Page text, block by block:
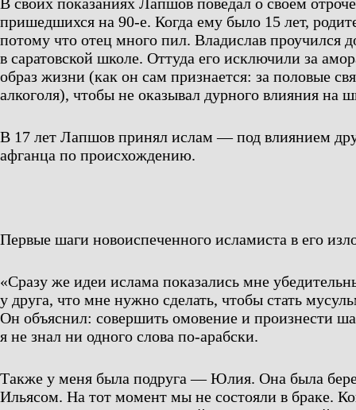
пришедшихся на 90-е. Когда ему было 15 лет,
потому что отец много пил. Владислав проучился
в саратовской школе. Оттуда его исключили за
образ жизни (как он сам признается: за половые
алкоголя), чтобы не оказывал дурного влияния на
В 17 лет Лапшов принял ислам — под влиянием
афганца по происхождению.
Первые шаги новоиспеченного исламиста в его
«Сразу же идеи ислама показались мне
у друга, что мне нужно сделать, чтобы стать
Он объяснил: совершить омовение и произнести
я не знал ни одного слова по-арабски.
Также у меня была подруга — Юлия. Она была
Ильясом. На тот момент мы не состояли в браке.